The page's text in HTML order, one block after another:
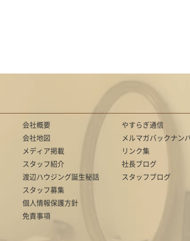
会社概要
会社地図
メディア掲載
スタッフ紹介
渡辺ハウジング誕生秘話
スタッフ募集
個人情報保護方針
免責事項
やすらぎ通信
メルマガバックナン
リンク集
社長ブログ
スタッフブログ